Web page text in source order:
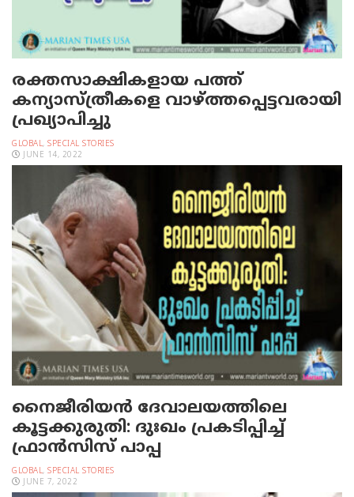
രക്തസാക്ഷികളായ പത്ത്
കന്യാസ്ത്രീകളെ വാഴ്ത്തപ്പെട്ടവരായി
പ്രഖ്യാപിച്ചു
GLOBAL, SPECIAL STORIES
JUNE 14, 2022
നൈജീരിയന്‍ ദേവാലയത്തിലെ
കൂട്ടക്കുരുതി: ദുഃഖം പ്രകടിപ്പിച്ച്
ഫ്രാന്‍സിസ് പാപ്പ
GLOBAL, SPECIAL STORIES
JUNE 7, 2022